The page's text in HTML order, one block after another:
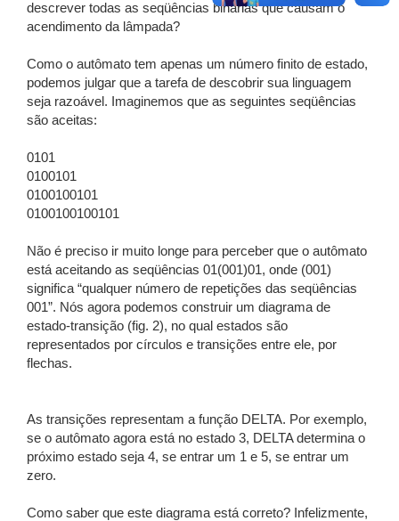
descrever todas as seqüências binárias que causam o
acendimento da lâmpada?
Como o autômato tem apenas um número finito de estado,
podemos julgar que a tarefa de descobrir sua linguagem
seja razoável. Imaginemos que as seguintes seqüências
são aceitas:
0101
0100101
0100100101
0100100100101
Não é preciso ir muito longe para perceber que o autômato
está aceitando as seqüências 01(001)01, onde (001)
significa “qualquer número de repetições das seqüências
001”. Nós agora podemos construir um diagrama de
estado-transição (fig. 2), no qual estados são
representados por círculos e transições entre ele, por
flechas.
As transições representam a função DELTA. Por exemplo,
se o autômato agora está no estado 3, DELTA determina o
próximo estado seja 4, se entrar um 1 e 5, se entrar um
zero.
Como saber que este diagrama está correto? Infelizmente,